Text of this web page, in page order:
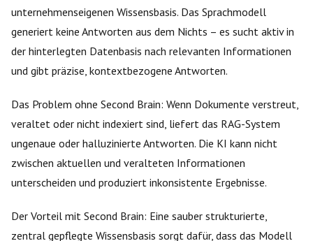
unternehmenseigenen Wissensbasis. Das Sprachmodell
generiert keine Antworten aus dem Nichts – es sucht aktiv in
der hinterlegten Datenbasis nach relevanten Informationen
und gibt präzise, kontextbezogene Antworten.
Das Problem ohne Second Brain: Wenn Dokumente verstreut,
veraltet oder nicht indexiert sind, liefert das RAG-System
ungenaue oder halluzinierte Antworten. Die KI kann nicht
zwischen aktuellen und veralteten Informationen
unterscheiden und produziert inkonsistente Ergebnisse.
Der Vorteil mit Second Brain: Eine sauber strukturierte,
zentral gepflegte Wissensbasis sorgt dafür, dass das Modell